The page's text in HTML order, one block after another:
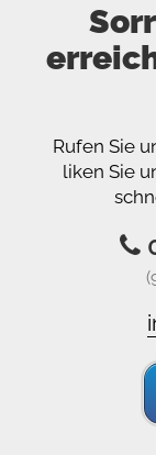
Rufen Sie
liken Sie